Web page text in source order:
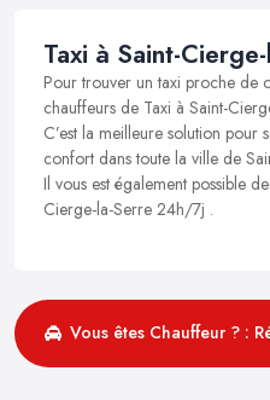
Taxi à Saint-
Pour trouver un taxi proche de
chauffeurs de Taxi à Saint-
C’est la meilleure solution pour
confort dans toute la ville de
Il vous est également possible
Cierge-la-Serre 24h/7j .
Vous êtes Chauffeur ? :